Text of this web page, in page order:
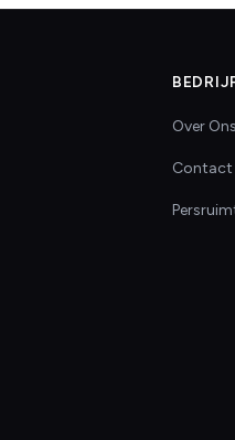
Over Ons
Contact